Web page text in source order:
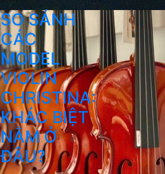
SO SÁNH
CÁC
MODEL
VIOLIN
CHRISTINA:
KHÁC BIỆT
NẰM Ở
ĐÂU?